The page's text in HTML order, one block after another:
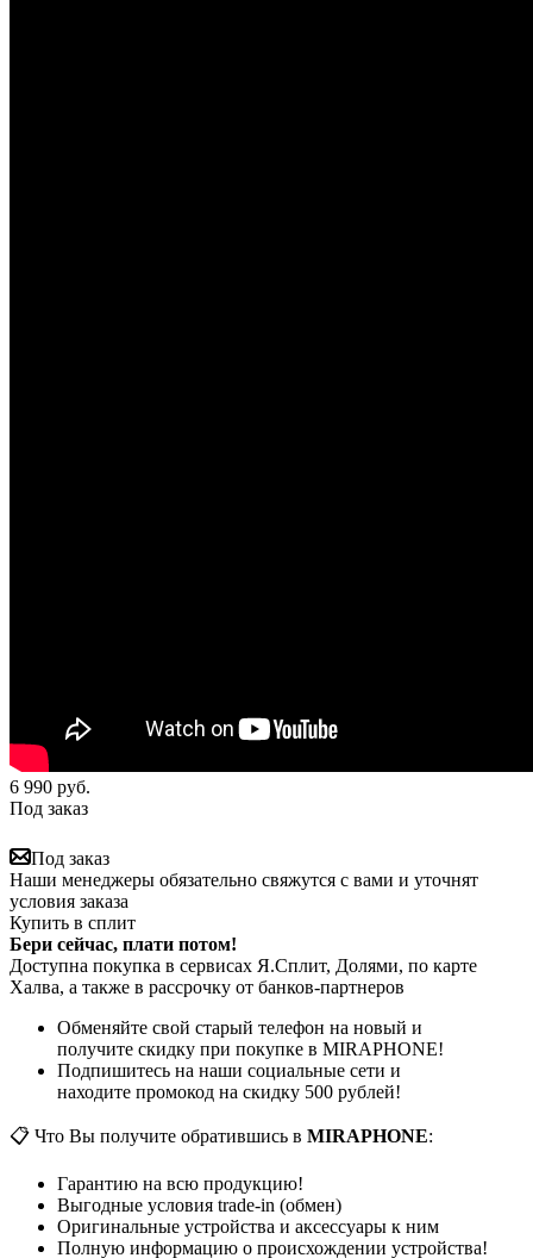
6 990 руб.
Под заказ
Под заказ
Наши менеджеры обязательно свяжутся с вами и уточнят
условия заказа
Купить в сплит
Бери сейчас, плати потом!
Доступна покупка в сервисах Я.Сплит, Долями, по карте
Халва, а также в рассрочку от банков-партнеров
Обменяйте свой старый телефон на новый и
получите скидку при покупке в MIRAPHONE!
Подпишитесь на наши социальные сети и
находите промокод на скидку 500 рублей!
📋 Что Вы получите обратившись в MIRAPHONE:
Гарантию на всю продукцию!
Выгодные условия trade-in (обмен)
Оригинальные устройства и аксессуары к ним
Полную информацию о происхождении устройства!